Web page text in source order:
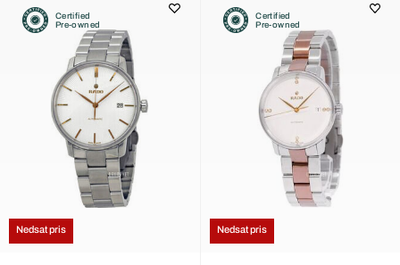
Certified
Pre-owned
Nedsat pris
Certified
Pre-owned
Nedsat pris